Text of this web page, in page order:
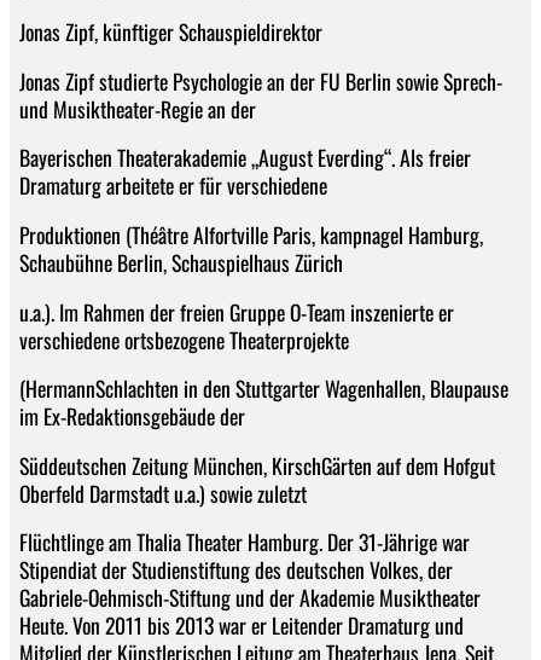
Jonas Zipf, künftiger Schauspieldirektor
Jonas Zipf studierte Psychologie an der FU Berlin sowie Sprech-
und Musiktheater-Regie an der
Bayerischen Theaterakademie „August Everding“. Als freier
Dramaturg arbeitete er für verschiedene
Produktionen (Théâtre Alfortville Paris, kampnagel Hamburg,
Schaubühne Berlin, Schauspielhaus Zürich
u.a.). Im Rahmen der freien Gruppe O-Team inszenierte er
verschiedene ortsbezogene Theaterprojekte
(HermannSchlachten in den Stuttgarter Wagenhallen, Blaupause
im Ex-Redaktionsgebäude der
Süddeutschen Zeitung München, KirschGärten auf dem Hofgut
Oberfeld Darmstadt u.a.) sowie zuletzt
Flüchtlinge am Thalia Theater Hamburg. Der 31-Jährige war
Stipendiat der Studienstiftung des deutschen Volkes, der
Gabriele-Oehmisch-Stiftung und der Akademie Musiktheater
Heute. Von 2011 bis 2013 war er Leitender Dramaturg und
Mitglied der Künstlerischen Leitung am Theaterhaus Jena. Seit